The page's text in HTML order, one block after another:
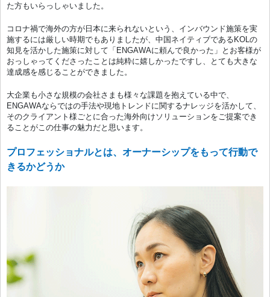
た方もいらっしゃいました。
コロナ禍で海外の方が日本に来られないという、インバウンド施策を実
施するには厳しい時期でもありましたが、中国ネイティブであるKOLの
知見を活かした施策に対して「ENGAWAに頼んで良かった」とお客様が
おっしゃってくださったことは純粋に嬉しかったですし、とても大きな
達成感を感じることができました。
大企業も小さな規模の会社さまも様々な課題を抱えている中で、
ENGAWAならではの手法や現地トレンドに関するナレッジを活かして、
そのクライアント様ごとに合った海外向けソリューションをご提案でき
ることがこの仕事の魅力だと思います。
プロフェッショナルとは、オーナーシップをもって行動で
きるかどうか